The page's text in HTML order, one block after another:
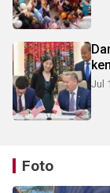
Jul
Foto